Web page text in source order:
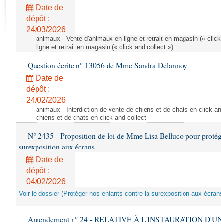
Rapports législatifs
Rapports sur l'application des lois
Baromètre de l’application des lois
Dossiers législatifs
Budget et sécurité sociale
Questions écrites et orales
Comptes rendus des débats
Date de
dépôt :
24/03/2026
animaux - Vente d'animaux en ligne et retrait en magasin («
ligne et retrait en magasin (« click and collect »)
Question écrite n° 13056 de Mme Sandra Delannoy
Date de
dépôt :
24/02/2026
animaux - Interdiction de vente de chiens et de chats en click
chiens et de chats en click and collect
N° 2435 - Proposition de loi de Mme Lisa Belluco pour
surexposition aux écrans
Date de
dépôt :
04/02/2026
Voir le dossier (Protéger nos enfants contre la surexposition aux
Amendement n° 24 - RELATIVE À L'INSTAURATION